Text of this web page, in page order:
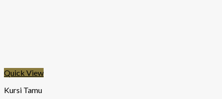
Quick View
Kursi Tamu